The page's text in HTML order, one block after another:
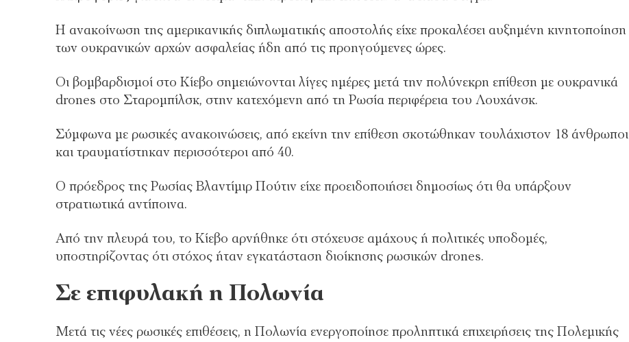
Η ανακοίνωση της αμερικανικής διπλωματικής αποστολής είχε προκαλέσει αυξημένη κινητοποίηση
των ουκρανικών αρχών ασφαλείας ήδη από τις προηγούμενες ώρες.
Οι βομβαρδισμοί στο Κίεβο σημειώνονται λίγες ημέρες μετά την πολύνεκρη επίθεση με ουκρανικά
drones στο Σταρομπίλσκ, στην κατεχόμενη από τη Ρωσία περιφέρεια του Λουχάνσκ.
Σύμφωνα με ρωσικές ανακοινώσεις, από εκείνη την επίθεση σκοτώθηκαν τουλάχιστον 18 άνθρωποι
και τραυματίστηκαν περισσότεροι από 40.
Ο πρόεδρος της Ρωσίας Βλαντίμιρ Πούτιν είχε προειδοποιήσει δημοσίως ότι θα υπάρξουν
στρατιωτικά αντίποινα.
Από την πλευρά του, το Κίεβο αρνήθηκε ότι στόχευσε αμάχους ή πολιτικές υποδομές,
υποστηρίζοντας ότι στόχος ήταν εγκατάσταση διοίκησης ρωσικών drones.
Σε επιφυλακή η Πολωνία
Μετά τις νέες ρωσικές επιθέσεις, η Πολωνία ενεργοποίησε προληπτικά επιχειρήσεις της Πολεμικής